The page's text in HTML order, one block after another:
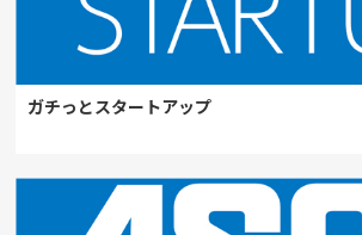
ガチっとスタートアップ